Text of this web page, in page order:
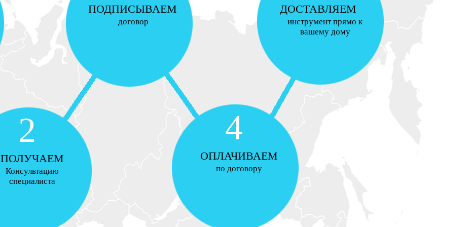
ПОДПИСЫВАЕМ
договор
ДОСТАВЛЯЕМ
инструмент прямо к
вашему дому
2
ПОЛУЧАЕМ
Консультацию
специалиста
4
ОПЛАЧИВАЕМ
по договору